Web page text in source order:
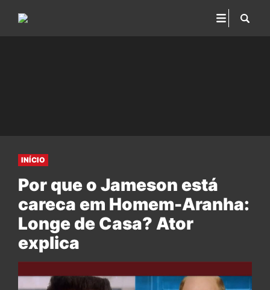
INÍCIO
Por que o Jameson está
careca em Homem-Aranha:
Longe de Casa? Ator
explica